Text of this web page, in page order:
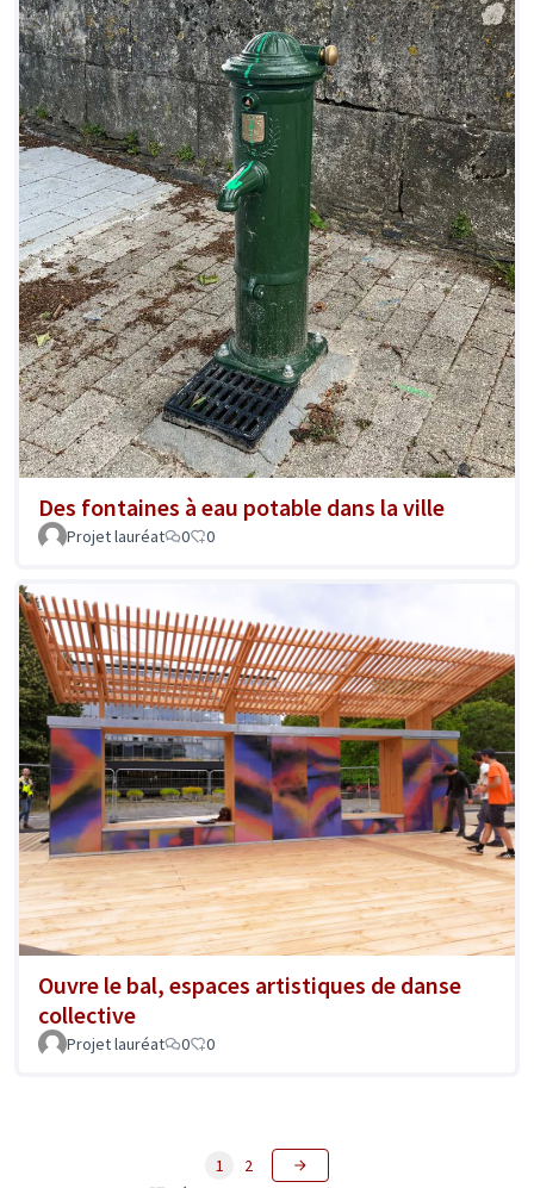
Des fontaines à eau potable dans la ville
Projet lauréat 0 0
Ouvre le bal, espaces artistiques de danse
collective
Projet lauréat 0 0
1 2